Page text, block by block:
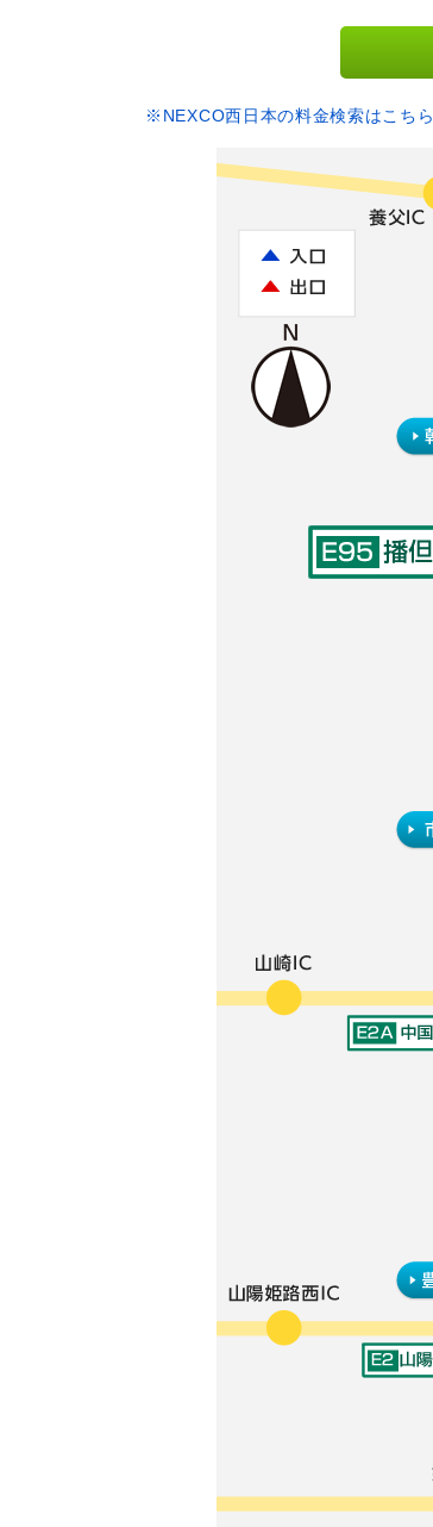
※NEXCO西日本の料金検索はこちら